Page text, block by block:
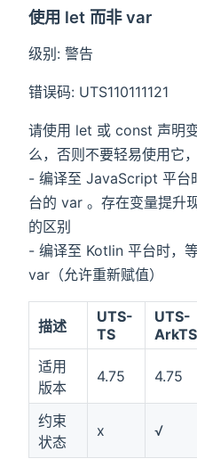
使用 let 而非 var
级别: 警告
错误码: UTS110111121
请使用 let 或 const 声明
么，否则不要轻易使用它
- 编译至 JavaScript 平台
台的 var 。存在变量提升
的区别
- 编译至 Kotlin 平台时，
var（允许重新赋值）
描述
UTS-
TS
UTS-
ArkTS
适用
版本
4.75 4.75
约束
状态
x √